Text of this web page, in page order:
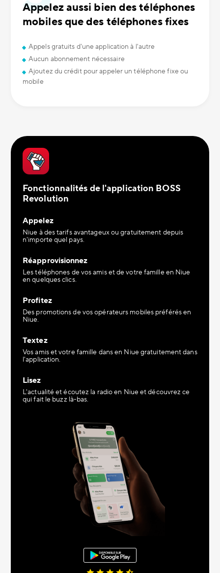
Appelez aussi bien des téléphones
mobiles que des téléphones fixes
Appels gratuits d'une application à l'autre
Aucun abonnement nécessaire
Ajoutez du crédit pour appeler un téléphone fixe ou
mobile
Fonctionnalités de l'application BOSS
Revolution
Appelez
Niue à des tarifs avantageux ou gratuitement depuis
n'importe quel pays.
Réapprovisionnez
Les téléphones de vos amis et de votre famille en Niue
en quelques clics.
Profitez
Des promotions de vos opérateurs mobiles préférés en
Niue.
Textez
Vos amis et votre famille dans en Niue gratuitement dans
l'application.
Lisez
L'actualité et écoutez la radio en Niue et découvrez ce
qui fait le buzz là-bas.